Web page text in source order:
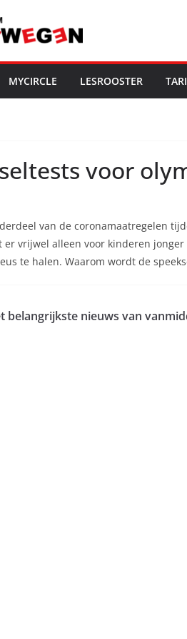
MYCIRCLE LESROOSTER
voor
van de coronamaatregelen
er vrijwel alleen voor kinderen
te halen. Waarom wordt de
belangrijkste nieuws van